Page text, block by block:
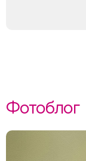
Фотоблог